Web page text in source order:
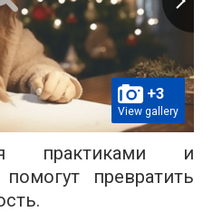
+3
View gallery
практиками и
превратить